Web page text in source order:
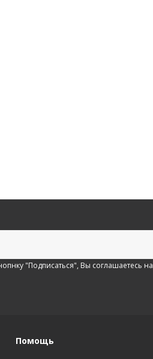
"Подписаться", Вы соглашаетесь на
Помощь